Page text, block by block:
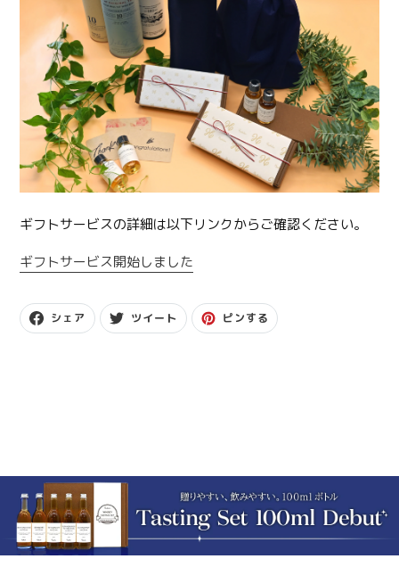
ギフトサービスの詳細は以下リンクからご確認ください。
ギフトサービス開始しました
シェア
A
C
ツイート T
W
I
ピンする P
I
N